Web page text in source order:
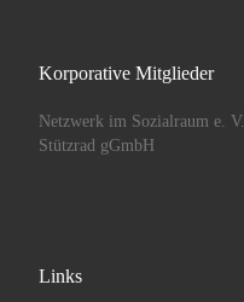
Korporative Mitglieder
Netzwerk im Sozialraum e. V.
Stützrad gGmbH
Links